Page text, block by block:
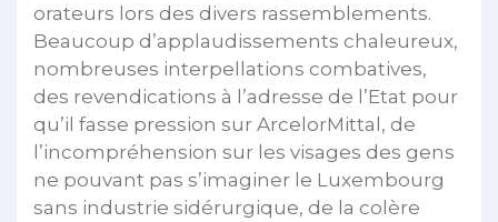
orateurs lors des divers rassemblements.
Beaucoup d’applaudissements chaleureux,
nombreuses interpellations combatives,
des revendications à l’adresse de l’Etat pour
qu’il fasse pression sur ArcelorMittal, de
l’incompréhension sur les visages des gens
ne pouvant pas s’imaginer le Luxembourg
sans industrie sidérurgique, de la colère